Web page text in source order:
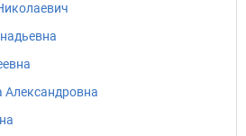
Александровна